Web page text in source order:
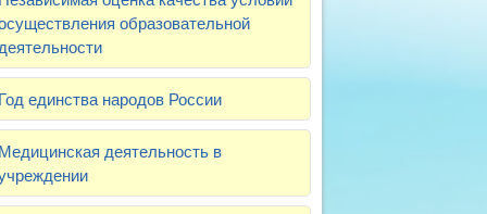
образовательной
единства народов России
деятельность в